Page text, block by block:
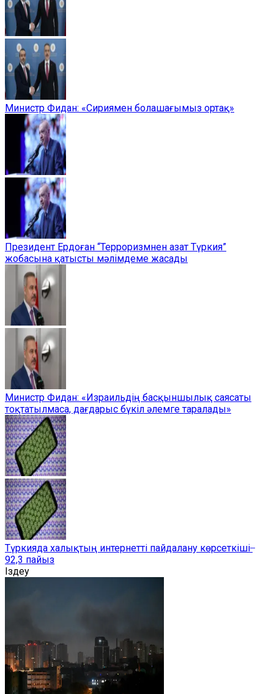
Министр Фидан: «Сириямен болашағымыз ортақ»
Президент Ердоған “Терроризмнен азат Түркия”
жобасына қатысты мәлімдеме жасады
Министр Фидан: «Израильдің басқыншылық саясаты
тоқтатылмаса, дағдарыс бүкіл әлемге таралады»
Түркияда халықтың интернетті пайдалану көрсеткіші ̶
92,3 пайыз
Іздеу